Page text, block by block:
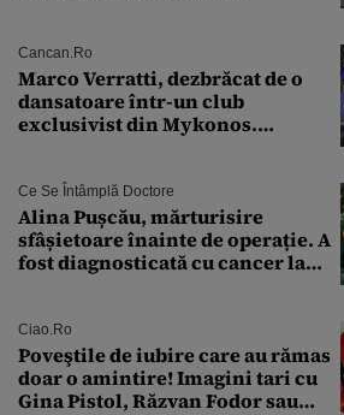
Cancan.ro
Marco Verratti, dezbrăcat de o
dansatoare într-un club
exclusivist din Mykonos.
Ce Se Întâmplă Doctore
Alina Pușcău, mărturisire
sfâșietoare înainte de operație. A
fost diagnosticată cu cancer la
îmi salvez viața”
Ciao.ro
Poveştile de iubire care au rămas
doar o amintire! Imagini tari cu
Gina Pistol, Răzvan Fodor sau